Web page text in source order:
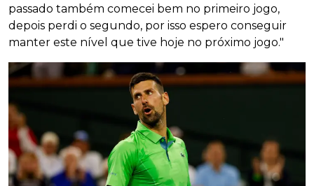
passado também comecei bem no primeiro jogo,
depois perdi o segundo, por isso espero conseguir
manter este nível que tive hoje no próximo jogo."